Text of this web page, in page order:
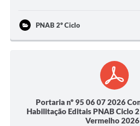
PNAB 2º Ciclo
Portaria nº 95 06 07 2026
Habilitação Editais PNAB Ciclo
Vermelho